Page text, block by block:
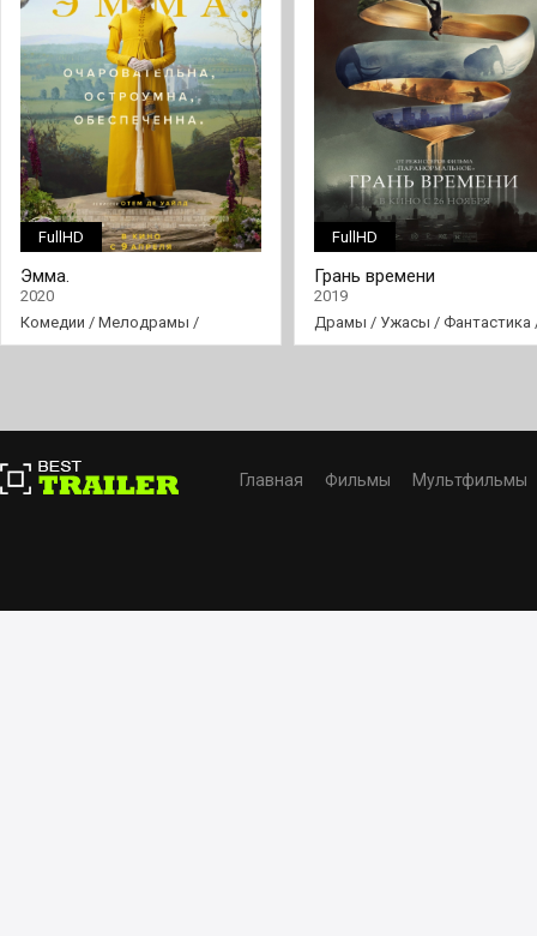
FullHD
Эмма.
2020
Комедии / Мелодрамы /
FullHD
Грань времени
2019
Драмы / Ужасы / Фантастика
Главная Фильмы Мультфильмы